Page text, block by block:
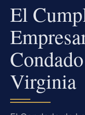
El
Virginia